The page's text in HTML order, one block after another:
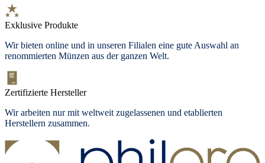
Exklusive Produkte
Wir bieten online und in unseren Filialen eine gute Auswahl an
renommierten Münzen aus der ganzen Welt.
Zertifizierte Hersteller
Wir arbeiten nur mit weltweit zugelassenen und etablierten
Herstellern zusammen.